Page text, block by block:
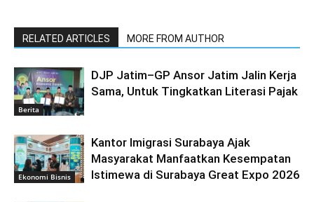
RELATED ARTICLES MORE FROM AUTHOR
Berita
DJP Jatim–GP Ansor Jatim Jalin Kerja
Sama, Untuk Tingkatkan Literasi Pajak
Ekonomi Bisnis
Kantor Imigrasi Surabaya Ajak
Masyarakat Manfaatkan Kesempatan
Istimewa di Surabaya Great Expo 2026